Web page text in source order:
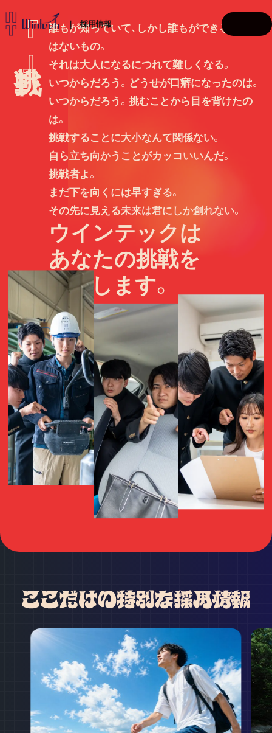
採用情報
『
』
誰もが知っていて、しかし誰もができるもので
はないもの。
それは大人になるにつれて難しくなる。
いつからだろう。どうせが口癖になったのは。
いつからだろう。挑むことから目を背けたの
は。
挑戦することに大小なんて関係ない。
自ら立ち向かうことがカッコいいんだ。
挑戦者よ。
まだ下を向くには早すぎる。
その先に見える未来は君にしか創れない。
ウインテックは
あなたの挑戦を
応援します。